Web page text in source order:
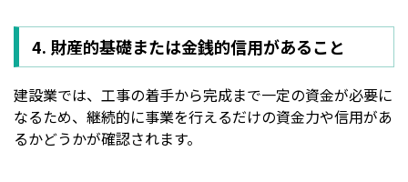
4. 財産的基礎または金銭的信用があること
建設業では、工事の着手から完成まで一定の資金が必要に
なるため、継続的に事業を行えるだけの資金力や信用があ
るかどうかが確認されます。